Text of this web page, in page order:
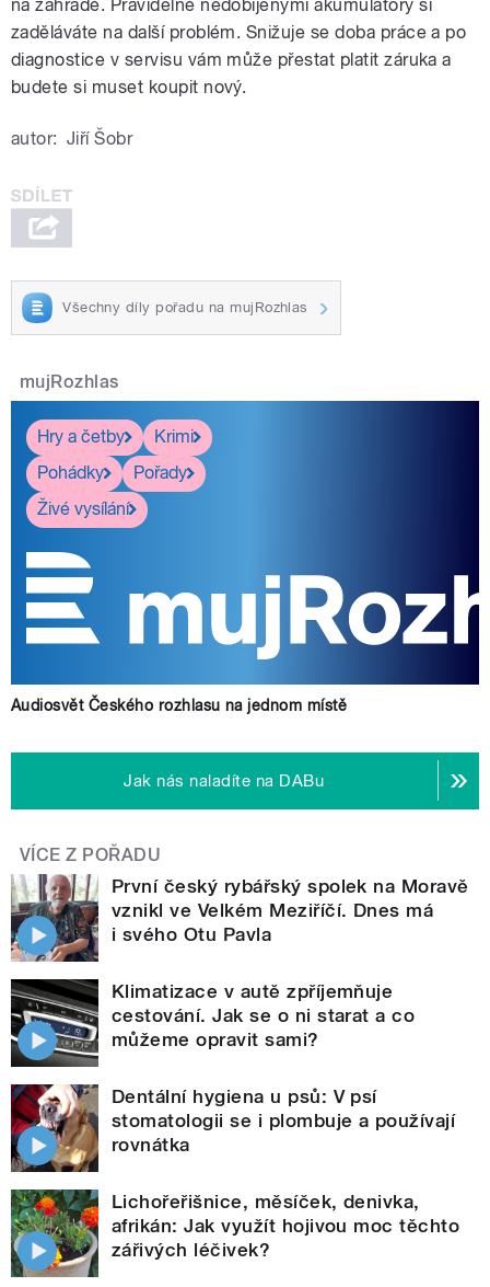
na zahradě. Pravidelně nedobíjenými akumulátory si
zaděláváte na další problém. Snižuje se doba práce a po
diagnostice v servisu vám může přestat platit záruka a
budete si muset koupit nový.
autor: Jiří Šobr
Všechny díly pořadu na mujRozhlas
mujRozhlas
Hry a četby
Krimi
Pohádky
Pořady
Živé vysílání
Audiosvět Českého rozhlasu na jednom místě
Jak nás naladíte na DABu
VÍCE Z POŘADU
První český rybářský spolek na Moravě
vznikl ve Velkém Meziříčí. Dnes má
i svého Otu Pavla
Klimatizace v autě zpříjemňuje
cestování. Jak se o ni starat a co
můžeme opravit sami?
Dentální hygiena u psů: V psí
stomatologii se i plombuje a používají
rovnátka
Lichořeřišnice, měsíček, denivka,
afrikán: Jak využít hojivou moc těchto
zářivých léčivek?